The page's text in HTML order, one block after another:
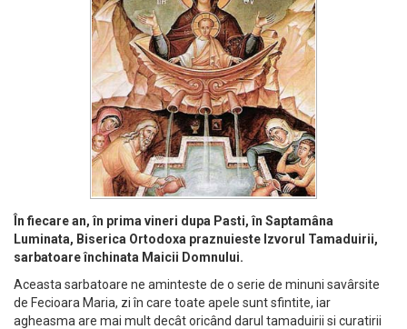
În fiecare an, în prima vineri dupa Pasti, în Saptamâna
Luminata, Biserica Ortodoxa praznuieste Izvorul Tamaduirii,
sarbatoare închinata Maicii Domnului.
Aceasta sarbatoare ne aminteste de o serie de minuni savârsite
de Fecioara Maria, zi în care toate apele sunt sfintite, iar
agheasma are mai mult decât oricând darul tamaduirii si curatirii